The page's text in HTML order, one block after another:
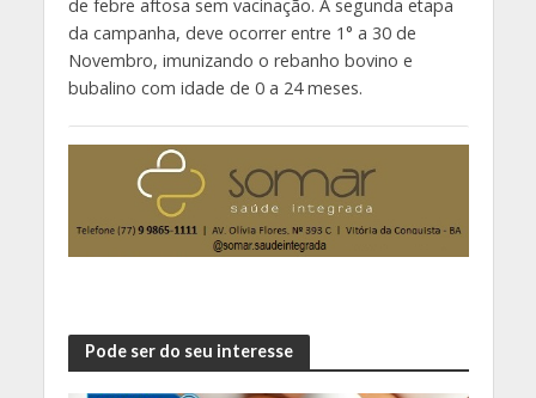
de febre aftosa sem vacinação. A segunda etapa
da campanha, deve ocorrer entre 1° a 30 de
Novembro, imunizando o rebanho bovino e
bubalino com idade de 0 a 24 meses.
Pode ser do seu interesse